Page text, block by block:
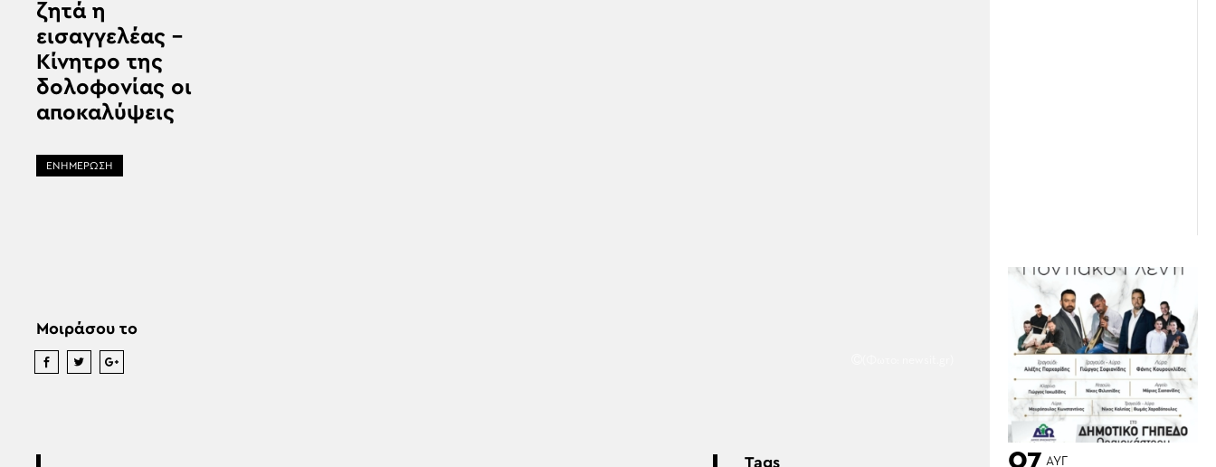
ζητά η
εισαγγελέας –
Κίνητρο της
δολοφονίας οι
αποκαλύψεις
ΕΝΗΜΕΡΩΣΗ
Μοιράσου το
Tags 07 ΑΥΓ